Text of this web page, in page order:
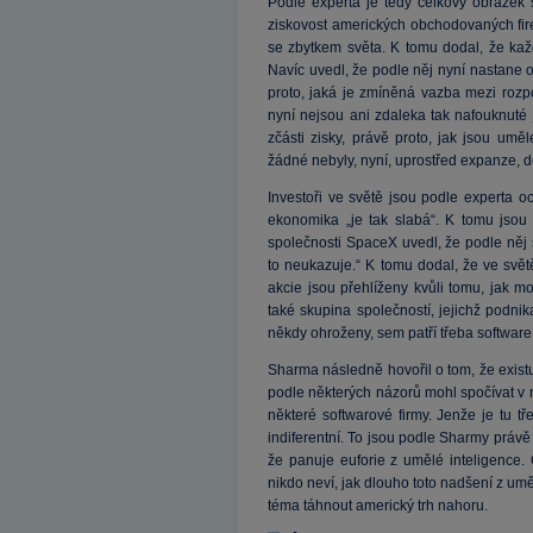
ziskovost amerických obchodovaných
se zbytkem světa. K tomu dodal, že
Navíc uvedl, že podle něj nyní nastane
proto, jaká je zmíněná vazba mezi
nyní nejsou ani zdaleka tak
zčásti zisky, právě proto, jak jsou
žádné nebyly, nyní, uprostřed expanze,
Investoři ve světě jsou podle experta
ekonomika „je tak slabá“. K tomu
společnosti SpaceX uvedl, že podle
to neukazuje.“ K tomu dodal, že ve
akcie jsou přehlíženy kvůli tomu, jak
také skupina společností, jejichž
někdy ohroženy, sem patří třeba
Sharma následně hovořil o tom, že
podle některých názorů mohl spočívat
některé softwarové firmy. Jenže je tu
indiferentní. To jsou podle Sharmy
že panuje euforie z umělé inteligence.
nikdo neví, jak dlouho toto nadšení z
téma táhnout americký trh nahoru.